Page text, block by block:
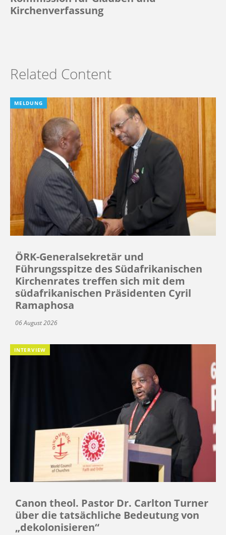
Kirchenverfassung
Related Content
MELDUNG
ÖRK-Generalsekretär und
Führungsspitze des Südafrikanischen
Kirchenrates treffen sich mit dem
südafrikanischen Präsidenten Cyril
Ramaphosa
06 August 2026
INTERVIEW
Canon theol. Pastor Dr. Carlton Turner
über die tatsächliche Bedeutung von
„dekolonisieren“